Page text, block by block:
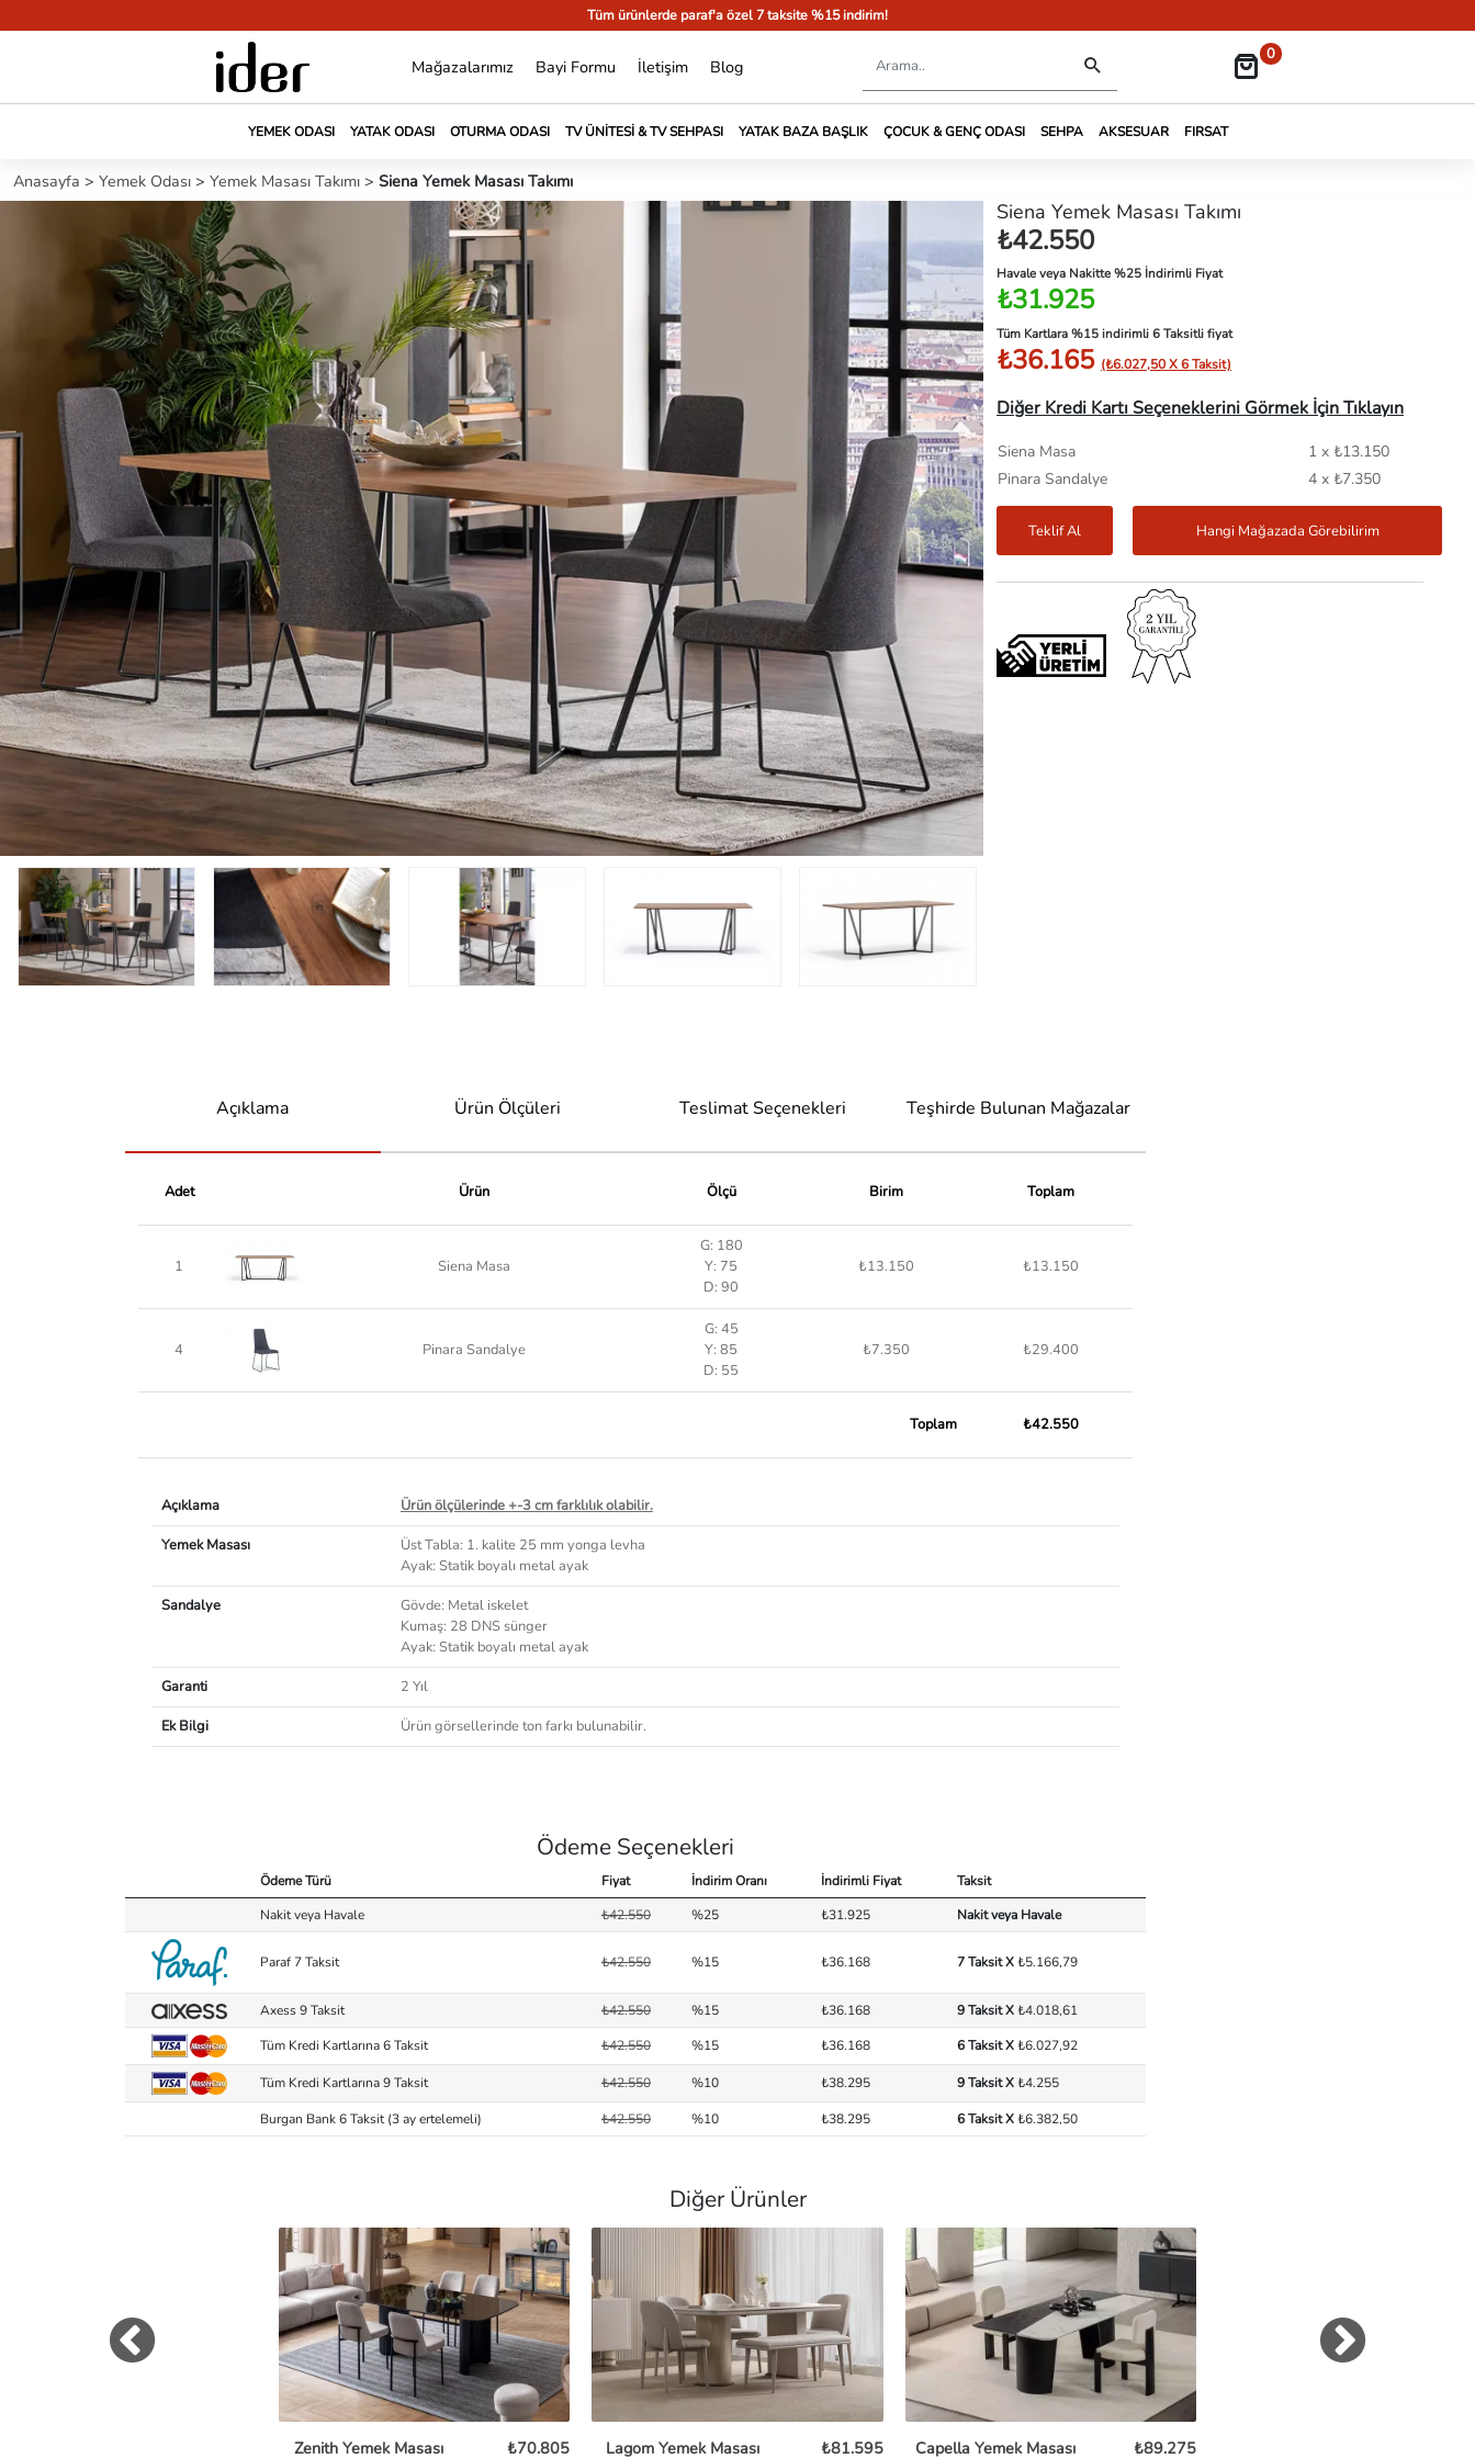
Tüm ürünlerde paraf'a özel 7 taksite %15 indirim!
Mağazalarımız Bayi Formu İletişim Blog
0
YEMEK ODASI YATAK ODASI OTURMA ODASI TV ÜNITESI & TV SEHPASI YATAK BAZA BAŞLIK ÇOCUK & GENÇ ODASI SEHPA AKSESUAR FIRSAT
Anasayfa > Yemek Odası > Yemek Masası Takımı > Siena Yemek Masası Takımı
Siena Yemek Masası Takımı
₺42.550
Havale veya Nakitte %25 İndirimli Fiyat
₺31.925
Tüm Kartlara %15 indirimli 6 Taksitli fiyat
₺36.165 (₺6.027,50 X 6 Taksit)
Diğer Kredi Kartı Seçeneklerini Görmek İçin Tıklayın
Siena Masa
1 x ₺13.150
Pinara Sandalye
4 x ₺7.350
Teklif Al Hangi Mağazada Görebilirim
Açıklama Ürün Ölçüleri Teslimat Seçenekleri Teşhirde Bulunan Mağazalar
Adet Ürün Ölçü Birim Toplam
1 Siena Masa
G: 180
Y: 75
D: 90
₺13.150 ₺13.150
4 Pinara Sandalye
G: 45
Y: 85
D: 55
₺7.350 ₺29.400
Toplam ₺42.550
Açıklama
Ürün ölçülerinde +-3 cm farklılık olabilir.
Yemek Masası
Üst Tabla: 1. kalite 25 mm yonga levha
Ayak: Statik boyalı metal ayak
Sandalye
Gövde: Metal iskelet
Kumaş: 28 DNS sünger
Ayak: Statik boyalı metal ayak
Garanti
2 Yıl
Ek Bilgi
Ürün görsellerinde ton farkı bulunabilir.
Ödeme Seçenekleri
Ödeme Türü Fiyat İndirim Oranı İndirimli Fiyat
Taksit
Nakit veya Havale
₺42.550 %25 ₺31.925 Nakit veya Havale
Paraf 7 Taksit ₺42.550 %15 ₺36.168 7 Taksit X₺5.166,79
Axess 9 Taksit ₺42.550 %15 ₺36.168 9 Taksit X₺4.018,61
Tüm Kredi Kartlarına 6 Taksit
₺42.550 %15 ₺36.168 6 Taksit X₺6.027,92
Tüm Kredi Kartlarına 9 Taksit ₺42.550 %10 ₺38.295 9 Taksit X₺4.255
Burgan Bank 6 Taksit (3 ay ertelemeli) ₺42.550 %10 ₺38.295 6 Taksit X₺6.382,50
Diğer Ürünler
Zenith Yemek Masası ₺70.805 Lagom Yemek Masası ₺81.595 Capella Yemek Masası ₺89.275